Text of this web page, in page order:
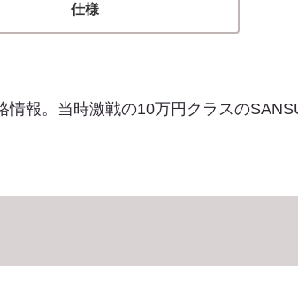
仕様
報。当時激戦の10万円クラスの